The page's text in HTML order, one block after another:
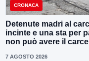
CRONACA
Detenute madri al
incinte e una sta per
non può avere il
7 AGOSTO 2026